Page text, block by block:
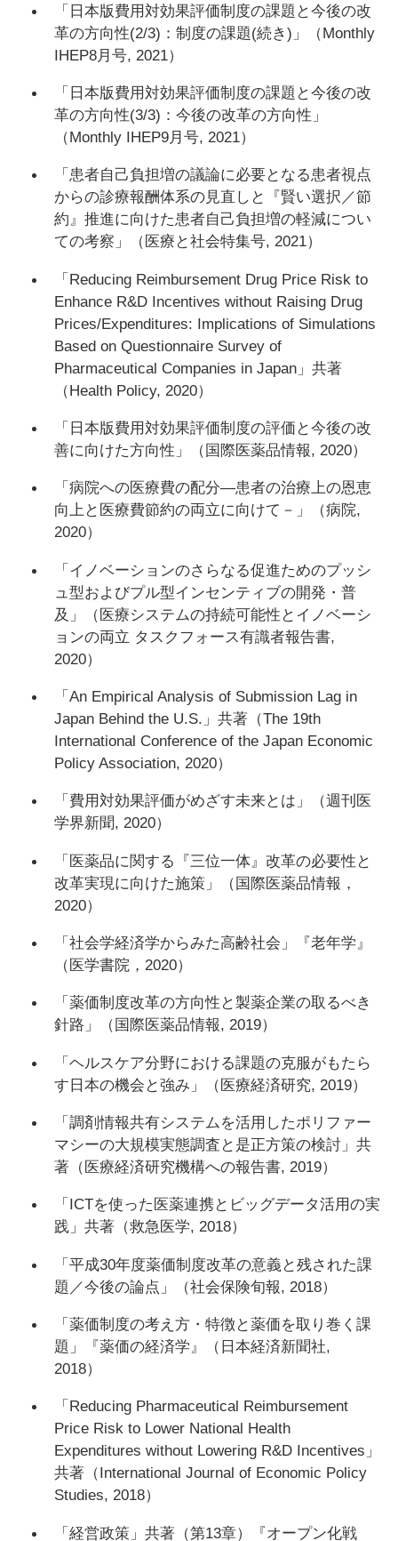
「日本版費用対効果評価制度の課題と今後の改
革の方向性(2/3)：制度の課題(続き)」（Monthly
IHEP8月号, 2021）
「日本版費用対効果評価制度の課題と今後の改
革の方向性(3/3)：今後の改革の方向性」
（Monthly IHEP9月号, 2021）
「患者自己負担増の議論に必要となる患者視点
からの診療報酬体系の見直しと『賢い選択／節
約』推進に向けた患者自己負担増の軽減につい
ての考察」（医療と社会特集号, 2021）
「Reducing Reimbursement Drug Price Risk to
Enhance R&D Incentives without Raising Drug
Prices/Expenditures: Implications of Simulations
Based on Questionnaire Survey of
Pharmaceutical Companies in Japan」共著
（Health Policy, 2020）
「日本版費用対効果評価制度の評価と今後の改
善に向けた方向性」（国際医薬品情報, 2020）
「病院への医療費の配分―患者の治療上の恩恵
向上と医療費節約の両立に向けて－」（病院,
2020）
「イノベーションのさらなる促進ためのプッシ
ュ型およびプル型インセンティブの開発・普
及」（医療システムの持続可能性とイノベーシ
ョンの両立 タスクフォース有識者報告書,
2020）
「An Empirical Analysis of Submission Lag in
Japan Behind the U.S.」共著（The 19th
International Conference of the Japan Economic
Policy Association, 2020）
「費用対効果評価がめざす未来とは」（週刊医
学界新聞, 2020）
「医薬品に関する『三位一体』改革の必要性と
改革実現に向けた施策」（国際医薬品情報，
2020）
「社会学経済学からみた高齢社会」『老年学』
（医学書院，2020）
「薬価制度改革の方向性と製薬企業の取るべき
針路」（国際医薬品情報, 2019）
「ヘルスケア分野における課題の克服がもたら
す日本の機会と強み」（医療経済研究, 2019）
「調剤情報共有システムを活用したポリファー
マシーの大規模実態調査と是正方策の検討」共
著（医療経済研究機構への報告書, 2019）
「ICTを使った医薬連携とビッグデータ活用の実
践」共著（救急医学, 2018）
「平成30年度薬価制度改革の意義と残された課
題／今後の論点」（社会保険旬報, 2018）
「薬価制度の考え方・特徴と薬価を取り巻く課
題」『薬価の経済学』（日本経済新聞社,
2018）
「Reducing Pharmaceutical Reimbursement
Price Risk to Lower National Health
Expenditures without Lowering R&D Incentives」
共著（International Journal of Economic Policy
Studies, 2018）
「経営政策」共著（第13章）『オープン化戦